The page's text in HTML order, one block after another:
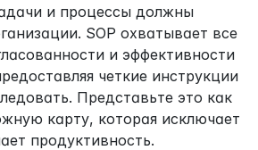
и процессы должны
SOP охватывает все
и эффективности
четкие инструкции
Представьте это как
карту, которая исключает
продуктивность.